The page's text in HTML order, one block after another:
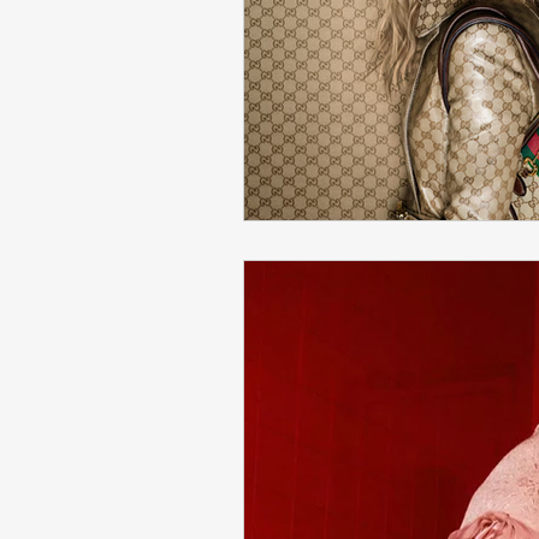
Eylül Gardırobuna Sofistike
2025–26 Sezonu Stil ve Trendler
Sezonun Öne Çıkan Moda
Trend Decode Moda & Kültür Stil
Moda Tarihi